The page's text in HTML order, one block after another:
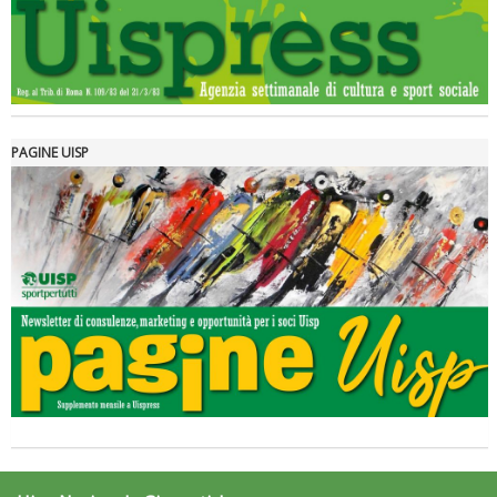
Luglio 2026: "Pensando con i piedi, si possono fare le
rivoluzioni"
Tiziano Pesce a Radio InBlu2000 traccia il bilancio della stagione
PAGINE UISP